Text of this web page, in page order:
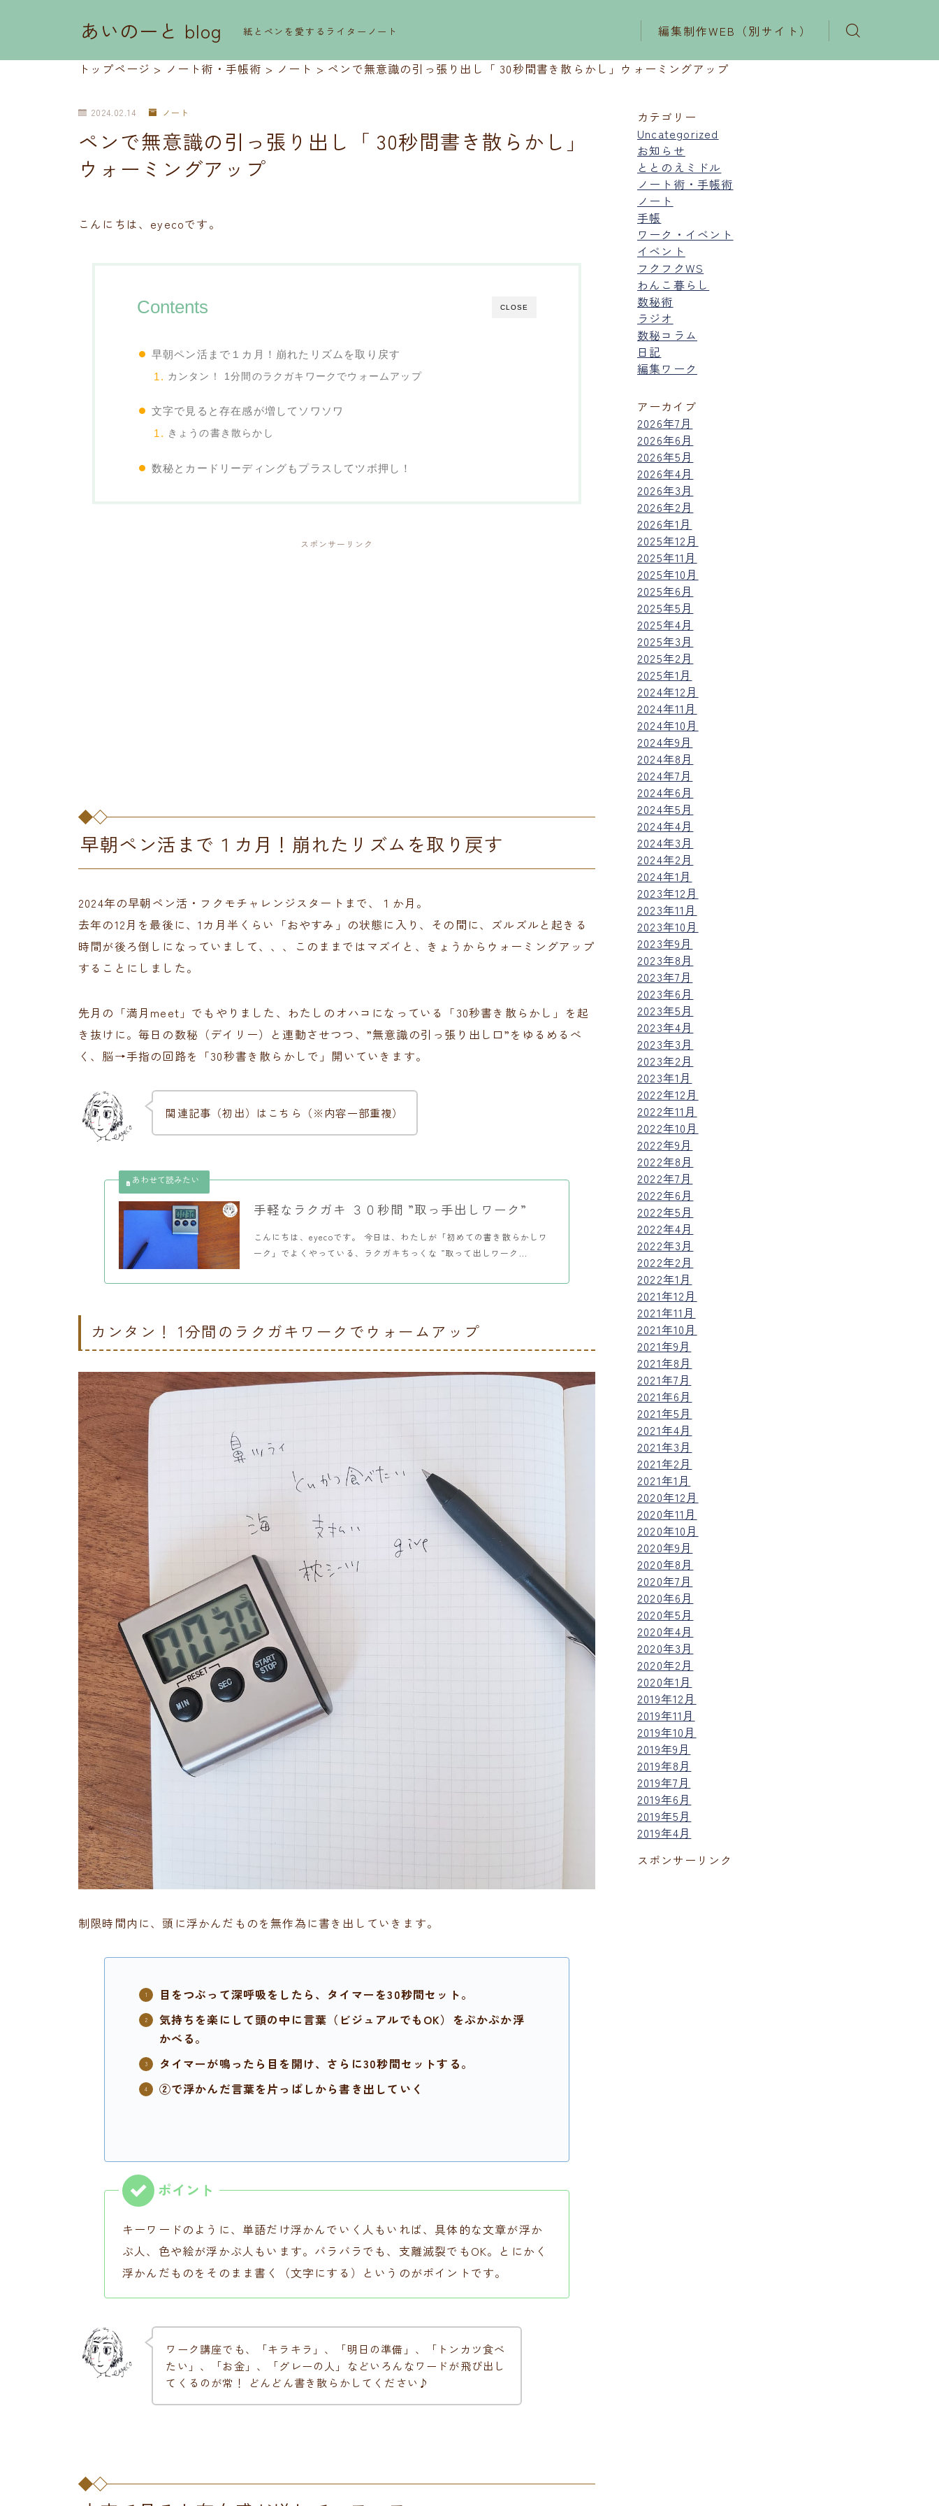
あいのーと blog 紙とペンを愛するライターノート 編集制作WEB（別サイト）
トップページ > ノート術・手帳術 > ノート > ペンで無意識の引っ張り出し「 30秒間書き散らかし」ウォーミングアップ
2024.02.14 ノート
ペンで無意識の引っ張り出し「 30秒間書き散らかし」
ウォーミングアップ
こんにちは、eyecoです。
CLOSE
Contents
早朝ペン活まで１カ月！崩れたリズムを取り戻す
カンタン！ 1分間のラクガキワークでウォームアップ
文字で見ると存在感が増してソワソワ
きょうの書き散らかし
数秘とカードリーディングもプラスしてツボ押し！
スポンサーリンク
早朝ペン活まで１カ月！崩れたリズムを取り戻す
2024年の早朝ペン活・フクモチャレンジスタートまで、１か月。
去年の12月を最後に、1カ月半くらい「おやすみ」の状態に入り、その間に、ズルズルと起きる
時間が後ろ倒しになっていまして、、、このままではマズイと、きょうからウォーミングアップ
することにしました。
先月の「満月meet」でもやりました、わたしのオハコになっている「30秒書き散らかし」を起
き抜けに。毎日の数秘（デイリー）と連動させつつ、”無意識の引っ張り出し口”をゆるめるべ
く、脳→手指の回路を「30秒書き散らかしで」開いていきます。
関連記事（初出）はこちら（※内容一部重複）
手軽なラクガキ ３０秒間 ”取っ手出しワーク”
こんにちは、eyecoです。 今日は、わたしが「初めての書き散らかしワ
ーク」でよくやっている、ラクガキちっくな ”取って出しワーク...
カンタン！ 1分間のラクガキワークでウォームアップ
制限時間内に、頭に浮かんだものを無作為に書き出していきます。
目をつぶって深呼吸をしたら、タイマーを30秒間セット。
気持ちを楽にして頭の中に言葉（ビジュアルでもOK）をぷかぷか浮
かべる。
タイマーが鳴ったら目を開け、さらに30秒間セットする。
②で浮かんだ言葉を片っぱしから書き出していく
キーワードのように、単語だけ浮かんでいく人もいれば、具体的な文章が浮か
ぶ人、色や絵が浮かぶ人もいます。バラバラでも、支離滅裂でもOK。とにかく
浮かんだものをそのまま書く（文字にする）というのがポイントです。
ワーク講座でも、「キラキラ」、「明日の準備」、「トンカツ食べ
たい」、「お金」、「グレーの人」などいろんなワードが飛び出し
てくるのが常！ どんどん書き散らかしてください♪
カテゴリー
Uncategorized
お知らせ
ととのえミドル
ノート術・手帳術
ノート
手帳
ワーク・イベント
イベント
フクフクWS
わんこ暮らし
数秘術
ラジオ
数秘コラム
日記
編集ワーク
アーカイブ
2026年7月
2026年6月
2026年5月
2026年4月
2026年3月
2026年2月
2026年1月
2025年12月
2025年11月
2025年10月
2025年6月
2025年5月
2025年4月
2025年3月
2025年2月
2025年1月
2024年12月
2024年11月
2024年10月
2024年9月
2024年8月
2024年7月
2024年6月
2024年5月
2024年4月
2024年3月
2024年2月
2024年1月
2023年12月
2023年11月
2023年10月
2023年9月
2023年8月
2023年7月
2023年6月
2023年5月
2023年4月
2023年3月
2023年2月
2023年1月
2022年12月
2022年11月
2022年10月
2022年9月
2022年8月
2022年7月
2022年6月
2022年5月
2022年4月
2022年3月
2022年2月
2022年1月
2021年12月
2021年11月
2021年10月
2021年9月
2021年8月
2021年7月
2021年6月
2021年5月
2021年4月
2021年3月
2021年2月
2021年1月
2020年12月
2020年11月
2020年10月
2020年9月
2020年8月
2020年7月
2020年6月
2020年5月
2020年4月
2020年3月
2020年2月
2020年1月
2019年12月
2019年11月
2019年10月
2019年9月
2019年8月
2019年7月
2019年6月
2019年5月
2019年4月
スポンサーリンク